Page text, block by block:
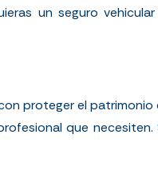
un seguro
proteger el
que